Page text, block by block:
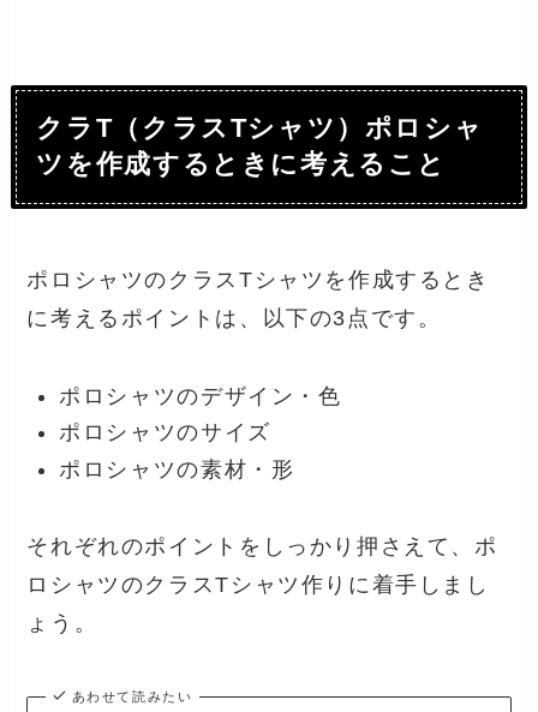
クラT（クラスTシャツ）ポロシャ
ツを作成するときに考えること
ポロシャツのクラスTシャツを作成するとき
に考えるポイントは、以下の3点です。
ポロシャツのデザイン・色
ポロシャツのサイズ
ポロシャツの素材・形
それぞれのポイントをしっかり押さえて、ポ
ロシャツのクラスTシャツ作りに着手しまし
ょう。
あわせて読みたい